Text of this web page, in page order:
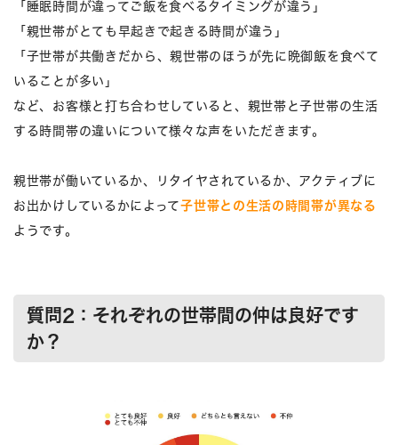
「睡眠時間が違ってご飯を食べるタイミングが違う」
「親世帯がとても早起きで起きる時間が違う」
「子世帯が共働きだから、親世帯のほうが先に晩御飯を食べて
いることが多い」
など、お客様と打ち合わせしていると、親世帯と子世帯の生活
する時間帯の違いについて様々な声をいただきます。
親世帯が働いているか、リタイヤされているか、アクティブに
お出かけしているかによって子世帯との生活の時間帯が異なる
ようです。
質問2：それぞれの世帯間の仲は良好です
か？